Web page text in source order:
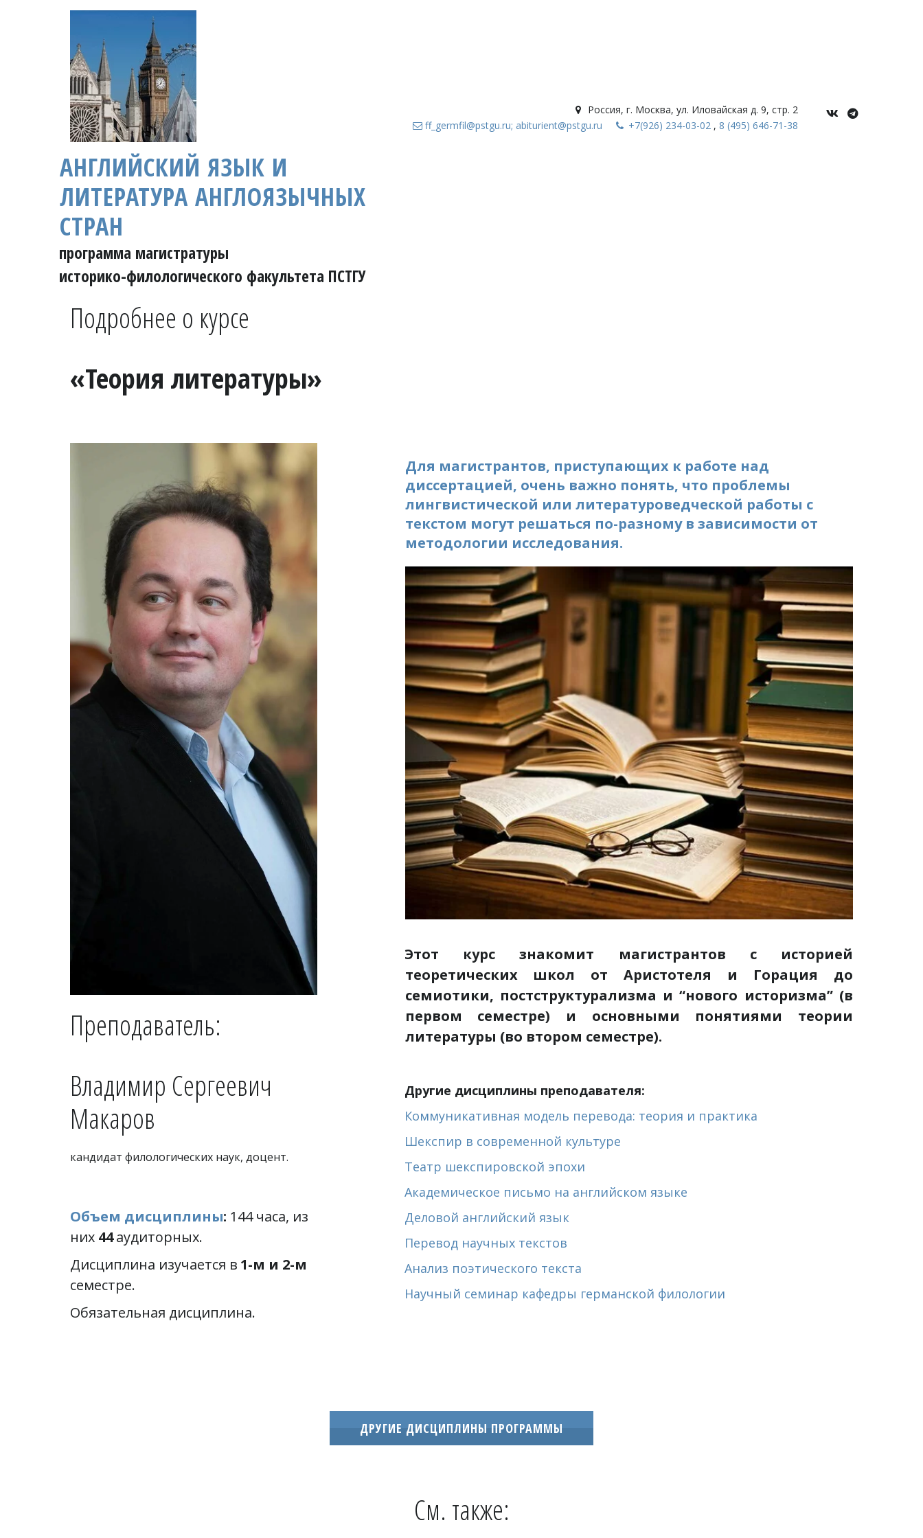
АНГЛИЙСКИЙ ЯЗЫК И
ЛИТЕРАТУРА АНГЛОЯЗЫЧНЫХ
СТРАН
программа магистратуры
историко-филологического факультета ПСТГУ
Россия, г. Москва, ул. Иловайская д. 9, стр. 2
+7(926) 234-03-02 , 8 (495) 646-71-38
ff_germfil@pstgu.ru; abiturient@pstgu.ru
Подробнее о курсе
«Теория литературы»
Преподаватель:
Владимир Сергеевич
Макаров
кандидат филологических наук, доцент.
Объем дисциплины: 144 часа, из
них 44 аудиторных.
Дисциплина изучается в
семестре.
Обязательная дисциплина.
Для магистрантов, приступающих к работе над
диссертацией, очень важно понять, что проблемы
лингвистической или литературоведческой работы с
текстом могут решаться по-разному в зависимости от
методологии исследования.
Этот курс знакомит магистрантов с историей
теоретических школ от Аристотеля и Горация до
семиотики, постструктурализма и “нового историзма” (в
первом семестре) и основными понятиями теории
литературы (во втором семестре).
Другие дисциплины преподавателя:
Коммуникативная модель перевода: теория и практика
Шекспир в современной культуре
Театр шекспировской эпохи
Академическое письмо на английском языке
Деловой английский язык
Перевод научных текстов
Анализ поэтического текста
Научный семинар кафедры германской филологии
ДРУГИЕ ДИСЦИПЛИНЫ ПРОГРАММЫ
См. также: